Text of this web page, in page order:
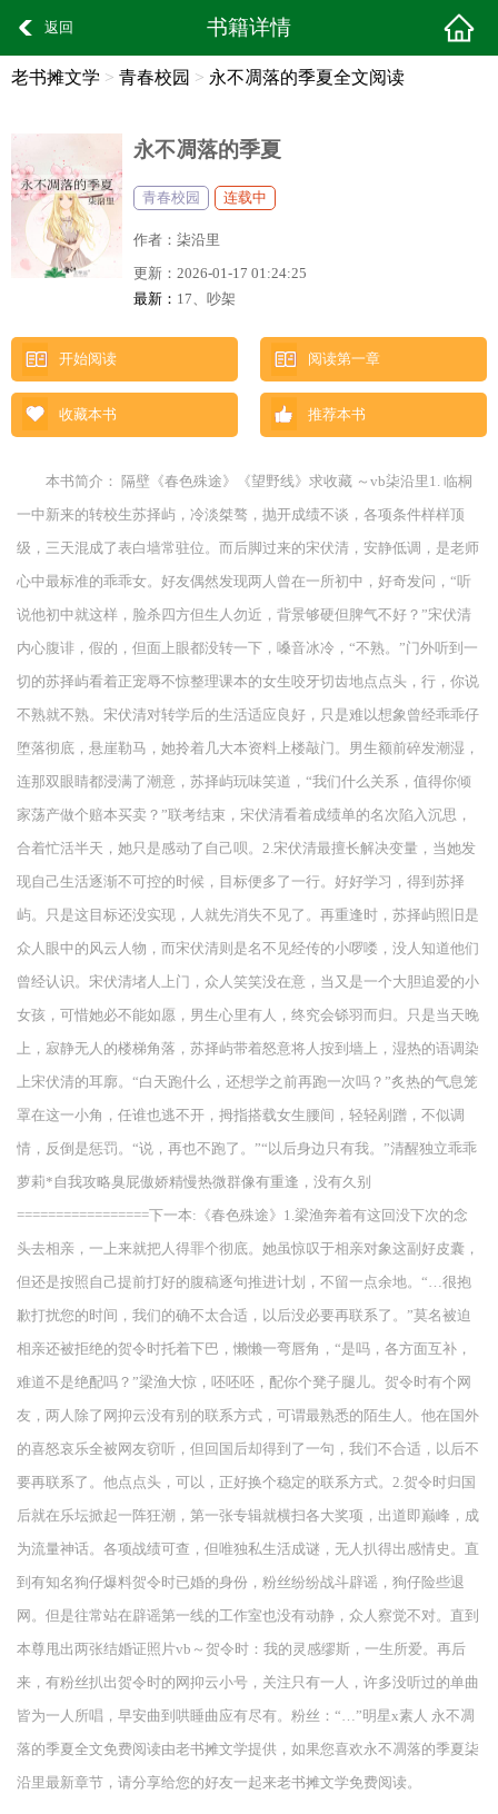
返回 书籍详情
老书摊文学 > 青春校园 > 永不凋落的季夏全文阅读
永不凋落的季夏
青春校园 连载中
作者： 柒沿里
更新： 2026-01-17 01:24:25
最新： 17、吵架
开始阅读 阅读第一章
收藏本书 推荐本书
本书简介： 隔壁《春色殊途》《望野线》求收藏 ～vb柒沿里1. 临桐
一中新来的转校生苏择屿，冷淡桀骜，抛开成绩不谈，各项条件样样顶
级，三天混成了表白墙常驻位。而后脚过来的宋伏清，安静低调，是老师
心中最标准的乖乖女。好友偶然发现两人曾在一所初中，好奇发问，“听
说他初中就这样，脸杀四方但生人勿近，背景够硬但脾气不好？”宋伏清
内心腹诽，假的，但面上眼都没转一下，嗓音冰冷，“不熟。”门外听到一
切的苏择屿看着正宠辱不惊整理课本的女生咬牙切齿地点点头，行，你说
不熟就不熟。宋伏清对转学后的生活适应良好，只是难以想象曾经乖乖仔
堕落彻底，悬崖勒马，她拎着几大本资料上楼敲门。男生额前碎发潮湿，
连那双眼睛都浸满了潮意，苏择屿玩味笑道，“我们什么关系，值得你倾
家荡产做个赔本买卖？”联考结束，宋伏清看着成绩单的名次陷入沉思，
合着忙活半天，她只是感动了自己呗。2.宋伏清最擅长解决变量，当她发
现自己生活逐渐不可控的时候，目标便多了一行。好好学习，得到苏择
屿。只是这目标还没实现，人就先消失不见了。再重逢时，苏择屿照旧是
众人眼中的风云人物，而宋伏清则是名不见经传的小啰喽，没人知道他们
曾经认识。宋伏清堵人上门，众人笑笑没在意，当又是一个大胆追爱的小
女孩，可惜她必不能如愿，男生心里有人，终究会铩羽而归。只是当天晚
上，寂静无人的楼梯角落，苏择屿带着怒意将人按到墙上，湿热的语调染
上宋伏清的耳廓。“白天跑什么，还想学之前再跑一次吗？”炙热的气息笼
罩在这一小角，任谁也逃不开，拇指搭载女生腰间，轻轻剐蹭，不似调
情，反倒是惩罚。“说，再也不跑了。”“以后身边只有我。”清醒独立乖乖
萝莉*自我攻略臭屁傲娇精慢热微群像有重逢，没有久别
=================下一本:《春色殊途》1.梁渔奔着有这回没下次的念
头去相亲，一上来就把人得罪个彻底。她虽惊叹于相亲对象这副好皮囊，
但还是按照自己提前打好的腹稿逐句推进计划，不留一点余地。“…很抱
歉打扰您的时间，我们的确不太合适，以后没必要再联系了。”莫名被迫
相亲还被拒绝的贺令时托着下巴，懒懒一弯唇角，“是吗，各方面互补，
难道不是绝配吗？”梁渔大惊，呸呸呸，配你个凳子腿儿。贺令时有个网
友，两人除了网抑云没有别的联系方式，可谓最熟悉的陌生人。他在国外
的喜怒哀乐全被网友窃听，但回国后却得到了一句，我们不合适，以后不
要再联系了。他点点头，可以，正好换个稳定的联系方式。2.贺令时归国
后就在乐坛掀起一阵狂潮，第一张专辑就横扫各大奖项，出道即巅峰，成
为流量神话。各项战绩可查，但唯独私生活成谜，无人扒得出感情史。直
到有知名狗仔爆料贺令时已婚的身份，粉丝纷纷战斗辟谣，狗仔险些退
网。但是往常站在辟谣第一线的工作室也没有动静，众人察觉不对。直到
本尊甩出两张结婚证照片vb～贺令时：我的灵感缪斯，一生所爱。再后
来，有粉丝扒出贺令时的网抑云小号，关注只有一人，许多没听过的单曲
皆为一人所唱，早安曲到哄睡曲应有尽有。粉丝：“…”明星x素人 永不凋
落的季夏全文免费阅读由老书摊文学提供，如果您喜欢永不凋落的季夏柒
沿里最新章节，请分享给您的好友一起来老书摊文学免费阅读。